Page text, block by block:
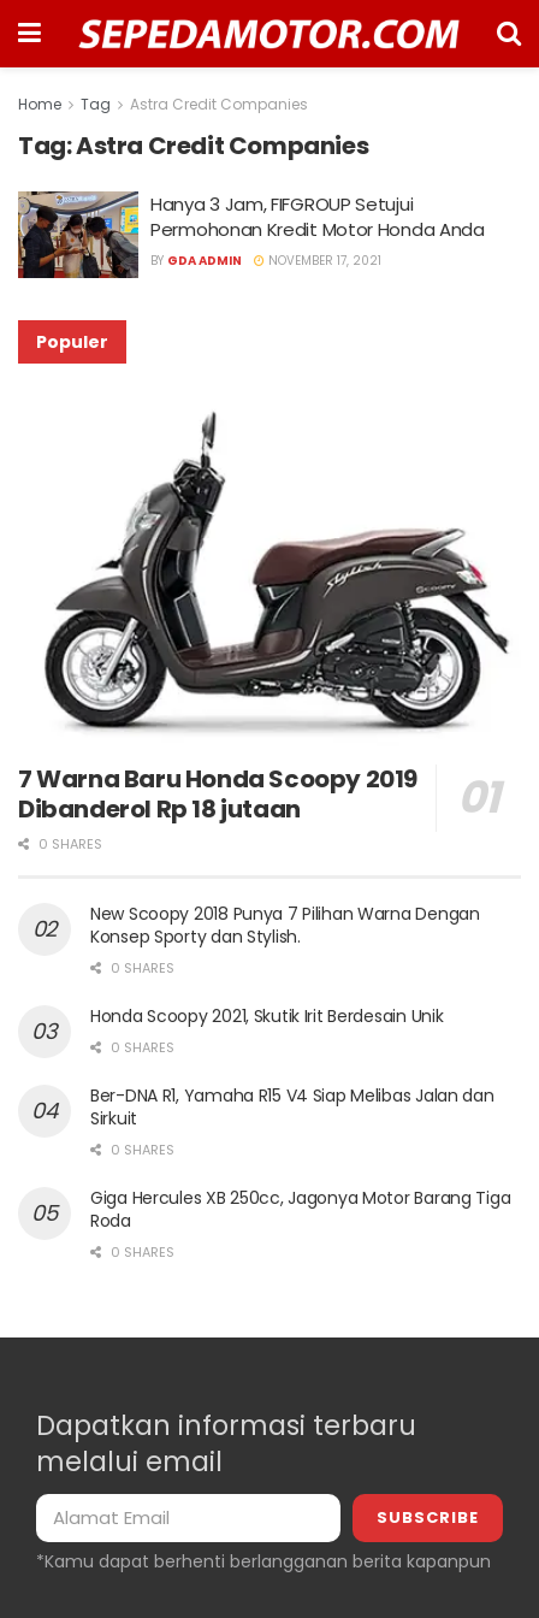
Home Tag Astra Credit Companies
Tag:Astra Credit Companies
Hanya 3 Jam, FIFGROUP Setujui
Permohonan Kredit Motor Honda Anda
BY GDA ADMIN NOVEMBER 17, 2021
Populer
7 Warna Baru Honda Scoopy 2019
Dibanderol Rp 18 jutaan
0 SHARES
New Scoopy 2018 Punya 7 Pilihan Warna Dengan
Konsep Sporty dan Stylish.
0 SHARES
Honda Scoopy 2021, Skutik Irit Berdesain Unik
0 SHARES
Ber-DNA R1, Yamaha R15 V4 Siap Melibas Jalan dan
Sirkuit
0 SHARES
Giga Hercules XB 250cc, Jagonya Motor Barang Tiga
Roda
0 SHARES
Dapatkan informasi terbaru
melalui email
*Kamu dapat berhenti berlangganan berita kapanpun